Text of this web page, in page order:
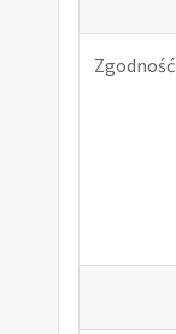
Zgodność